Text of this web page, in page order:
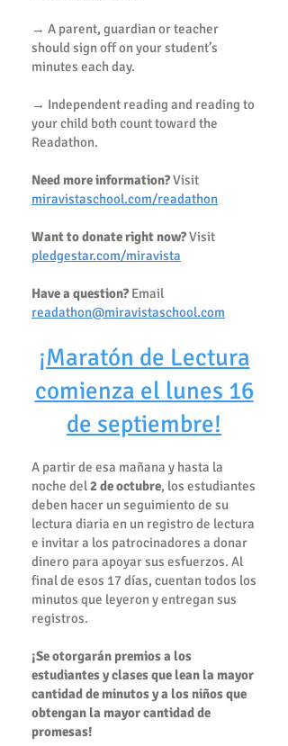
→ A parent, guardian or teacher
should sign off on your student’s
minutes each day.
→ Independent reading and reading to
your child both count toward the
Readathon.
Need more information?Visit
miravistaschool.com/readathon
Want to donate right now?Visit
pledgestar.com/miravista
Have a question? Email
readathon@miravistaschool.com
¡Maratón de Lectura
comienza el lunes 16
de septiembre!
A partir de esa mañana y hasta la
noche del2 de octubre, los estudiantes
deben hacer un seguimiento de su
lectura diaria en un registro de lectura
e invitar a los patrocinadores a donar
dinero para apoyar sus esfuerzos. Al
final de esos 17 días, cuentan todos los
minutos que leyeron y entregan sus
registros.
¡Se otorgarán premios a los
estudiantes y clases que lean la mayor
cantidad de minutos y a los niños que
obtengan la mayor cantidad de
promesas!